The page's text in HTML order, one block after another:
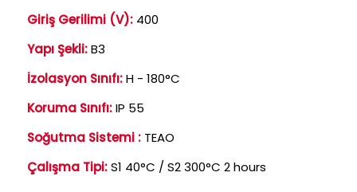
Giriş Gerilimi (V): 400
Yapı Şekli:B3
İzolasyon Sınıfı:H - 180°C
Koruma Sınıfı:IP 55
Soğutma Sistemi : TEAO
Çalışma Tipi:S1 40°C / S2 300°C 2 hours